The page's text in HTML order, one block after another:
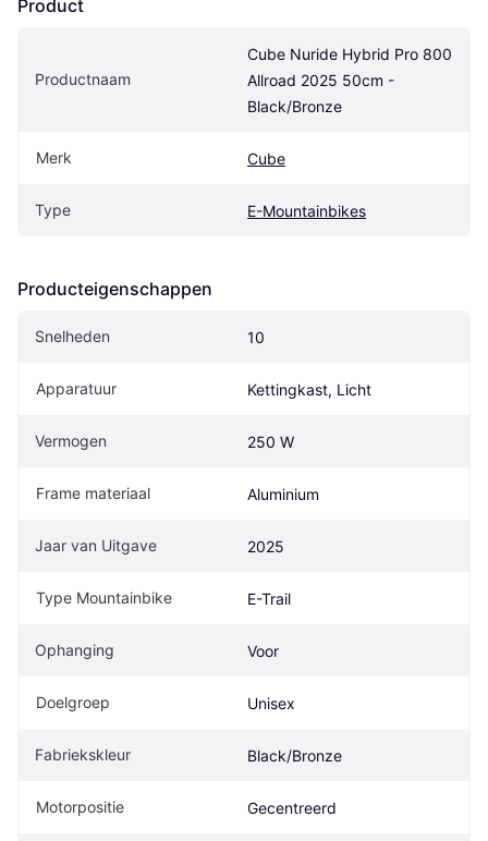
Product
Productnaam
Cube Nuride Hybrid Pro 800
Allroad 2025 50cm -
Black/Bronze
Merk Cube
Type E-Mountainbikes
Producteigenschappen
Snelheden 10
Apparatuur Kettingkast, Licht
Vermogen 250 W
Frame materiaal Aluminium
Jaar van Uitgave 2025
Type Mountainbike E-Trail
Ophanging Voor
Doelgroep Unisex
Fabriekskleur Black/Bronze
Motorpositie Gecentreerd